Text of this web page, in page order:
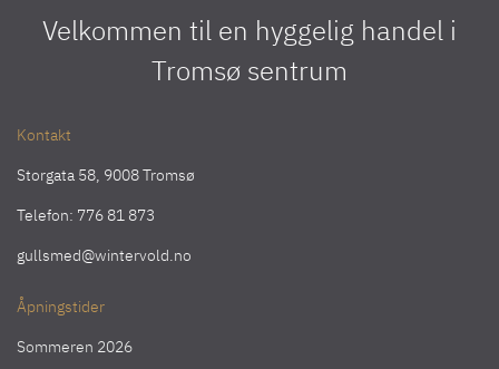
Velkommen til en hyggelig handel i
Tromsø sentrum
Kontakt
Storgata 58, 9008 Tromsø
Telefon: 776 81 873
gullsmed@wintervold.no
Åpningstider
Sommeren 2026